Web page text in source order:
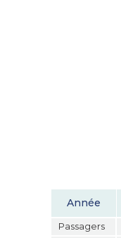
Année
Passagers